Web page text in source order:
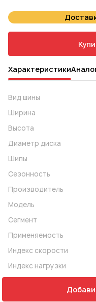
Характеристики
Вид шины
Ширина
Высота
Диаметр диска
Шипы
Сезонность
Производитель
Модель
Сегмент
Применяемость
Индекс скорости
Индекс нагрузки